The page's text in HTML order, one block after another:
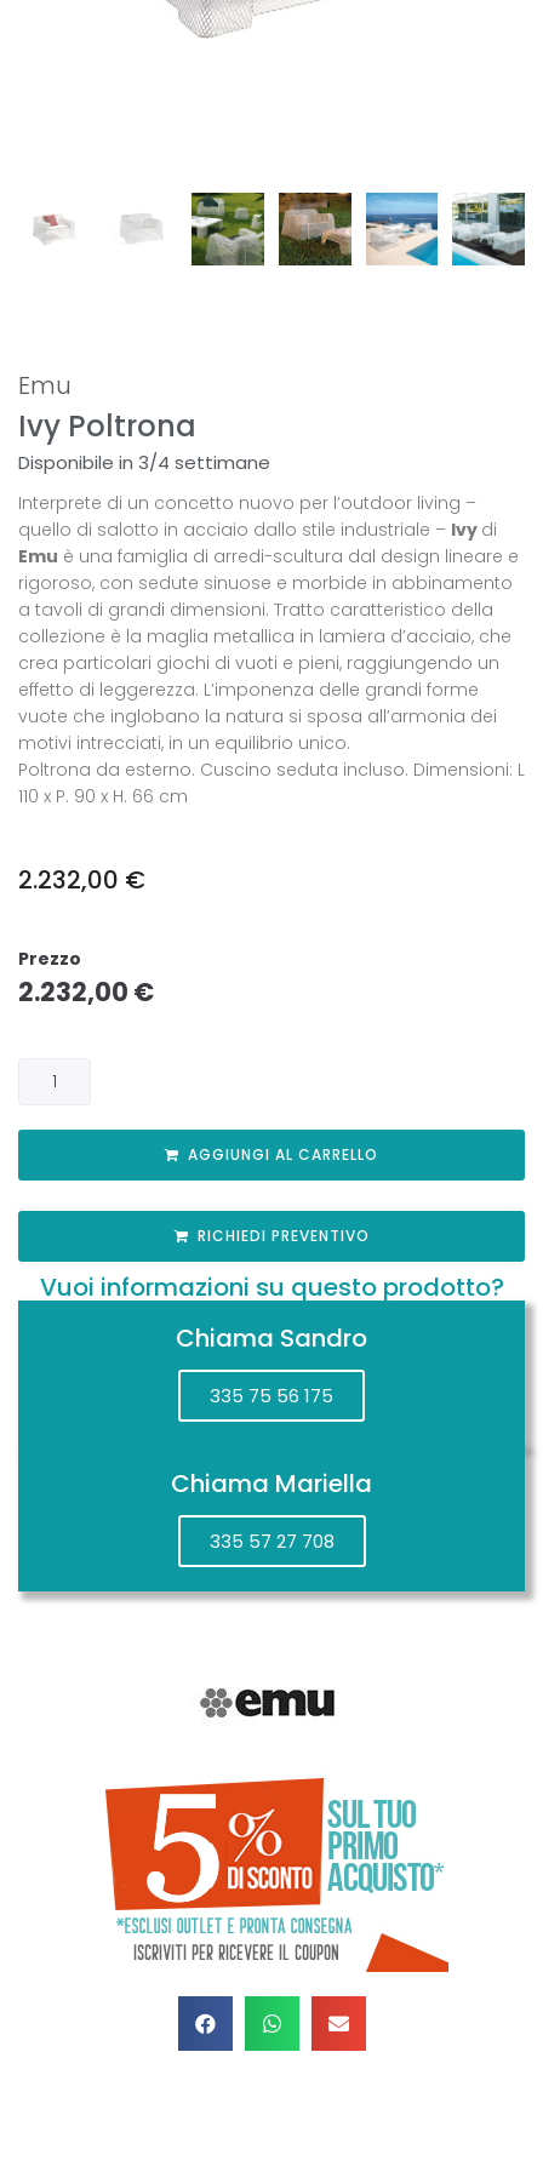
Emu
Ivy Poltrona
Disponibile in 3/4 settimane
Interprete di un concetto nuovo per l’outdoor living –
quello di salotto in acciaio dallo stile industriale – Ivy di
Emu è una famiglia di arredi-scultura dal design lineare e
rigoroso, con sedute sinuose e morbide in abbinamento
a tavoli di grandi dimensioni. Tratto caratteristico della
collezione è la maglia metallica in lamiera d’acciaio, che
crea particolari giochi di vuoti e pieni, raggiungendo un
effetto di leggerezza. L’imponenza delle grandi forme
vuote che inglobano la natura si sposa all’armonia dei
motivi intrecciati, in un equilibrio unico.
Poltrona da esterno. Cuscino seduta incluso. Dimensioni: L
110 x P. 90 x H. 66 cm
2.232,00 €
Prezzo
2.232,00 €
AGGIUNGI AL CARRELLO
RICHIEDI PREVENTIVO
Vuoi informazioni su questo prodotto?
Chiama Sandro
335 75 56 175
Chiama Mariella
335 57 27 708